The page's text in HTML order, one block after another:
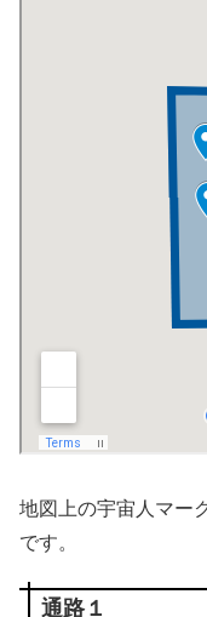
地図上の宇宙人マー
です。
通路１